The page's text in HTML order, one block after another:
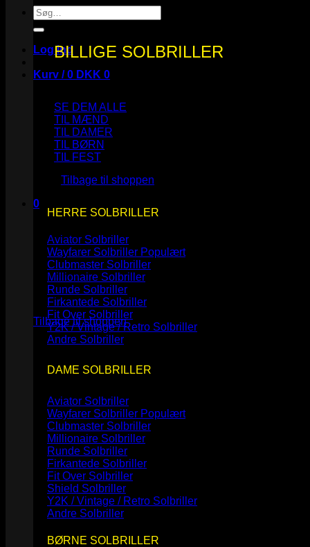
Søg
efter:
Log ind
Kurv /0 DKK 0
Ingen varer i kurven.
Tilbage til shoppen
0
Kurv
Ingen varer i kurven.
Tilbage til shoppen
BILLIGE SOLBRILLER
SE DEM ALLE
TIL MÆND
TIL DAMER
TIL BØRN
TIL FEST
HERRE SOLBRILLER
Aviator Solbriller
Wayfarer Solbriller
Clubmaster Solbriller
Millionaire Solbriller
Runde Solbriller
Firkantede Solbriller
Fit Over Solbriller
Y2K / Vintage / Retro Solbriller
Andre Solbriller
DAME SOLBRILLER
Aviator Solbriller
Wayfarer Solbriller
Clubmaster Solbriller
Millionaire Solbriller
Runde Solbriller
Firkantede Solbriller
Fit Over Solbriller
Shield Solbriller
Y2K / Vintage / Retro Solbriller
Andre Solbriller
BØRNE SOLBRILLER